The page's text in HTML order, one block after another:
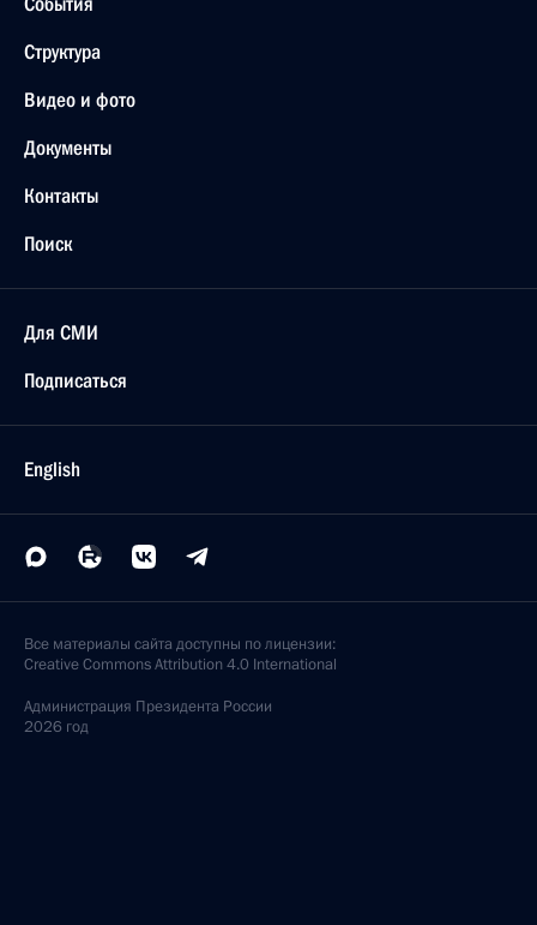
Структура
Видео и фото
Документы
Контакты
Поиск
Для СМИ
Подписаться
English
Все материалы сайта доступны по лицензии:
Creative Commons Attribution 4.0 International
Администрация Президента России
2026 год